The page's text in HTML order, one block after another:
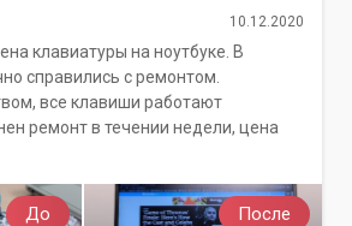
До После
10.12.2020
клавиатуры на ноутбуке. В
справились с ремонтом.
все клавиши работают
ремонт в течении недели, цена